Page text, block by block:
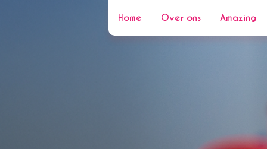
Home Over ons Amazing